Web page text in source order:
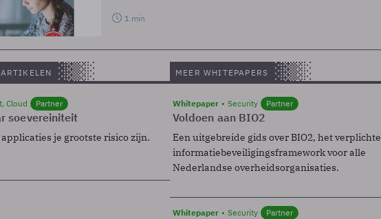
1 min
Cloud Partner
soevereiniteit
je grootste risico zijn.
MEER WHITEPAPERS
Whitepaper Security Partner
Voldoen aan BIO2
Een uitgebreide gids over BIO2, het verplichte
informatiebeveiligingsframework voor alle
Nederlandse overheidsorganisaties.
Whitepaper Security Partner